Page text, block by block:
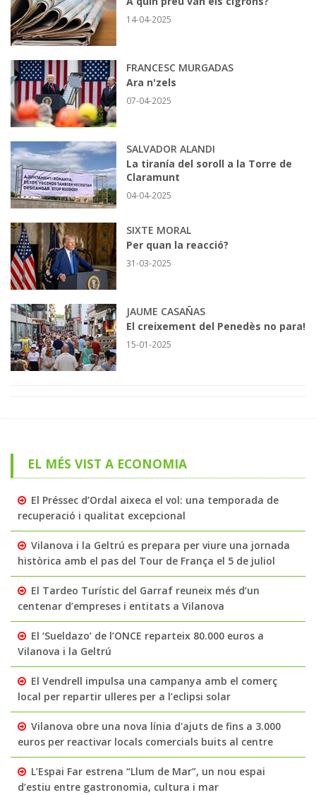
14-04-2025
FRANCESC MURGADAS
Ara n'zels
07-04-2025
SALVADOR ALANDI
La tiranía del soroll a la Torre de
Claramunt
04-04-2025
SIXTE MORAL
Per quan la reacció?
31-03-2025
JAUME CASAÑAS
El creixement del Penedès no para!
15-01-2025
EL MÉS VIST A ECONOMIA
El Préssec d’Ordal aixeca el vol: una temporada de
recuperació i qualitat excepcional
Vilanova i la Geltrú es prepara per viure una jornada
històrica amb el pas del Tour de França el 5 de juliol
El Tardeo Turístic del Garraf reuneix més d’un
centenar d’empreses i entitats a Vilanova
El ‘Sueldazo’ de l’ONCE reparteix 80.000 euros a
Vilanova i la Geltrú
El Vendrell impulsa una campanya amb el comerç
local per repartir ulleres per a l’eclipsi solar
Vilanova obre una nova línia d'ajuts de fins a 3.000
euros per reactivar locals comercials buits al centre
L’Espai Far estrena “Llum de Mar”, un nou espai
d’estiu entre gastronomia, cultura i mar